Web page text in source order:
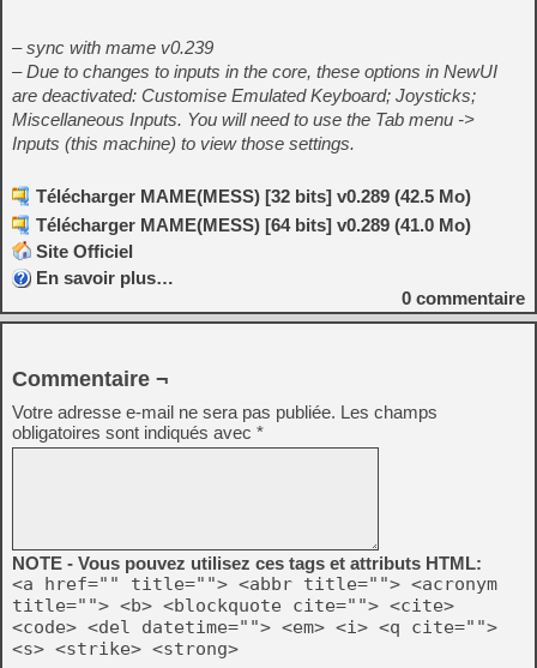
– sync with mame v0.239
– Due to changes to inputs in the core, these options in NewUI
are deactivated: Customise Emulated Keyboard; Joysticks;
Miscellaneous Inputs. You will need to use the Tab menu ->
Inputs (this machine) to view those settings.
Télécharger MAME(MESS) [32 bits] v0.289 (42.5 Mo)
Télécharger MAME(MESS) [64 bits] v0.289 (41.0 Mo)
Site Officiel
En savoir plus…
0 commentaire
Commentaire ¬
Votre adresse e-mail ne sera pas publiée. Les champs
obligatoires sont indiqués avec *
NOTE - Vous pouvez utilisez ces tags et attributs HTML:
<a href="" title=""> <abbr title=""> <acronym
title=""> <b> <blockquote cite=""> <cite>
<code> <del datetime=""> <em> <i> <q cite="">
<s> <strike> <strong>